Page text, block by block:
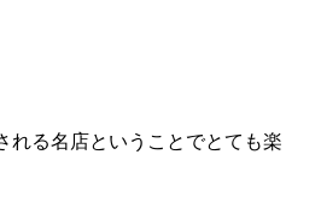
れる名店ということでとても楽